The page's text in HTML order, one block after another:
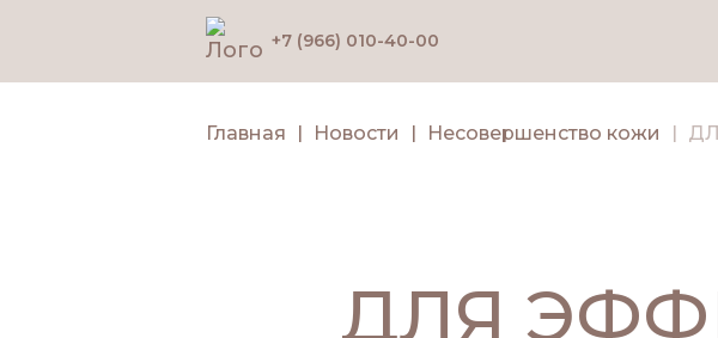
+7 (966) 010-40-00
Главная Новости Несовершенство кожи
ДЛЯ